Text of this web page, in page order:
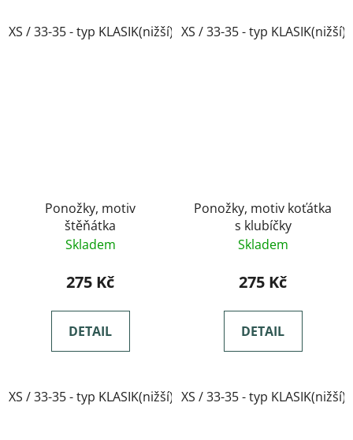
XS / 33-35 - typ KLASIK(nižší) XS / 33-35 - typ KLASIK(nižší)
Ponožky, motiv
štěňátka
Skladem
275 Kč
DETAIL
XS / 33-35 - typ KLASIK(nižší)
Ponožky, motiv koťátka
s klubíčky
Skladem
275 Kč
DETAIL
XS / 33-35 - typ KLASIK(nižší)